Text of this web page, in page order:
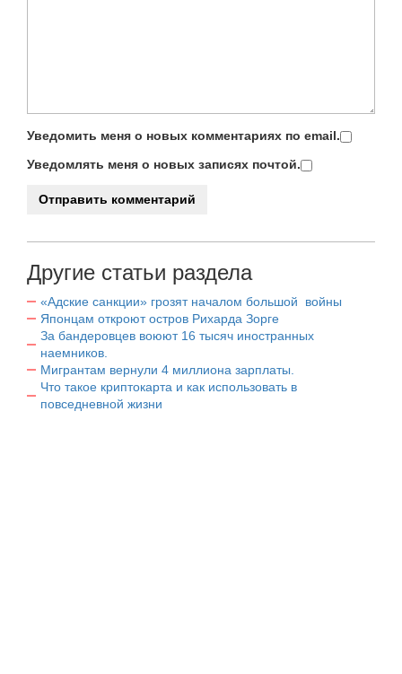
Уведомить меня о новых комментариях по email.
Уведомлять меня о новых записях почтой.
Другие статьи раздела
«Адские санкции» грозят началом большой войны
Японцам откроют остров Рихарда Зорге
За бандеровцев воюют 16 тысяч иностранных
наемников.
Мигрантам вернули 4 миллиона зарплаты.
Что такое криптокарта и как использовать в
повседневной жизни